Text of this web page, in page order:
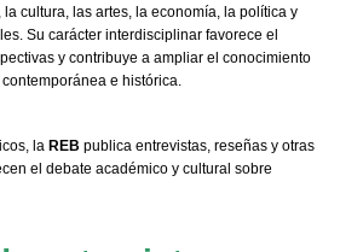
cultura, las artes, la economía, la política y
Su carácter interdisciplinar favorece el
y contribuye a ampliar el conocimiento
e histórica.
la REB publica entrevistas, reseñas y otras
el debate académico y cultural sobre